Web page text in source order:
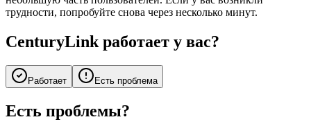
трудности, попробуйте снова через несколько минут.
CenturyLink работает у вас?
Работает Есть проблема
Есть проблемы?